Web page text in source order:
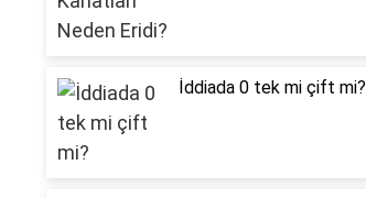
İddiada 0 tek mi çift mi?